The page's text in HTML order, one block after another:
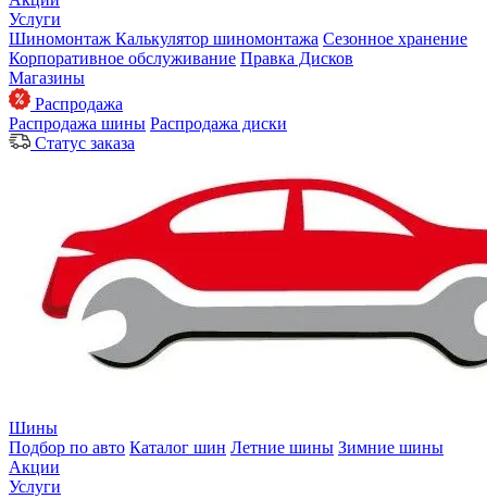
Услуги
Шиномонтаж Калькулятор шиномонтажа Сезонное хранение
Корпоративное обслуживание Правка Дисков
Магазины
Распродажа
Распродажа шины Распродажа диски
Статус заказа
Шины
Подбор по авто Каталог шин Летние шины Зимние шины
Акции
Услуги